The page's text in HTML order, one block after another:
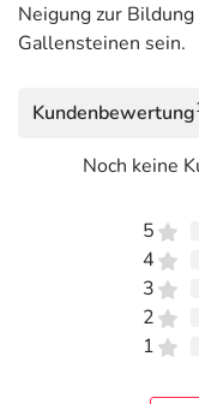
Neigung zur
Gallensteinen sein.
Kundenbewertung
Noch keine
5
4
3
2
1